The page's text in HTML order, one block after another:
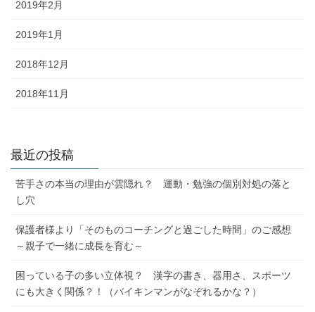
2019年2月
2019年1月
2018年12月
2018年11月
最近の投稿
苦手さの本当の理由が雲隠れ？ 運動・勉強の個別対処の落と
し穴
保護者様より「そのものコーチングと過ごした時間」のご感想
～親子で一緒に成長を育む～
困っている子の多い立体視？ 漢字の書き、器用さ、スポーツ
にも大きく関係？！（バイキンマンがなぞれるかな？）